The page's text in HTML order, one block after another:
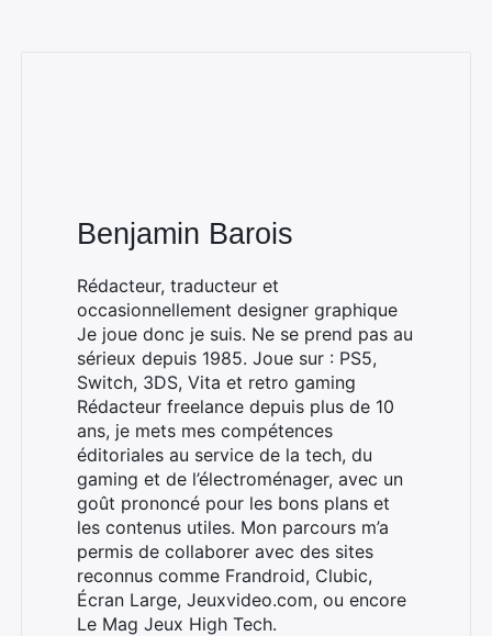
Benjamin Barois
Rédacteur, traducteur et
occasionnellement designer graphique
Je joue donc je suis. Ne se prend pas au
sérieux depuis 1985. Joue sur : PS5,
Switch, 3DS, Vita et retro gaming
Rédacteur freelance depuis plus de 10
ans, je mets mes compétences
éditoriales au service de la tech, du
gaming et de l’électroménager, avec un
goût prononcé pour les bons plans et
les contenus utiles. Mon parcours m’a
permis de collaborer avec des sites
reconnus comme Frandroid, Clubic,
Écran Large, Jeuxvideo.com, ou encore
Le Mag Jeux High Tech.